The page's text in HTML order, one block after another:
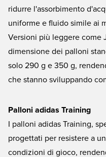
ridurre l'assorbimento
uniforme e fluido simile ai
Versioni più leggere come
dimensione dei palloni
solo 290 g e 350 g,
che stanno sviluppando
Palloni adidas Training
I palloni adidas Training,
progettati per resistere a
condizioni di gioco,